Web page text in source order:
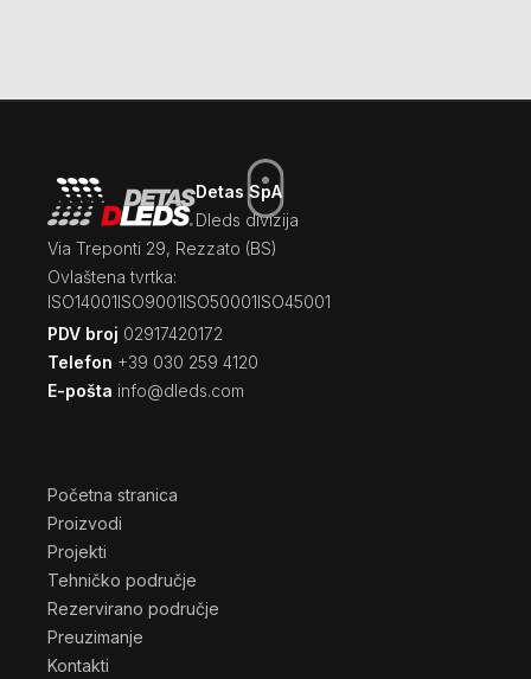
Detas SpA
Dleds divizija
Via Treponti 29, Rezzato (BS)
Ovlaštena tvrtka:
ISO14001 ISO9001 ISO50001 ISO45001
PDV broj 02917420172
Telefon +39 030 259 4120
E-pošta info@dleds.com
Početna stranica
Proizvodi
Projekti
Tehničko područje
Rezervirano područje
Preuzimanje
Kontakti